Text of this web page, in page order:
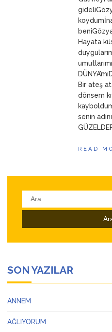
ANNEM
Hayata
Bir ateş
dönsem
senin
READ
Arama:
SON YAZILAR
ANNEM
AĞLIYORUM